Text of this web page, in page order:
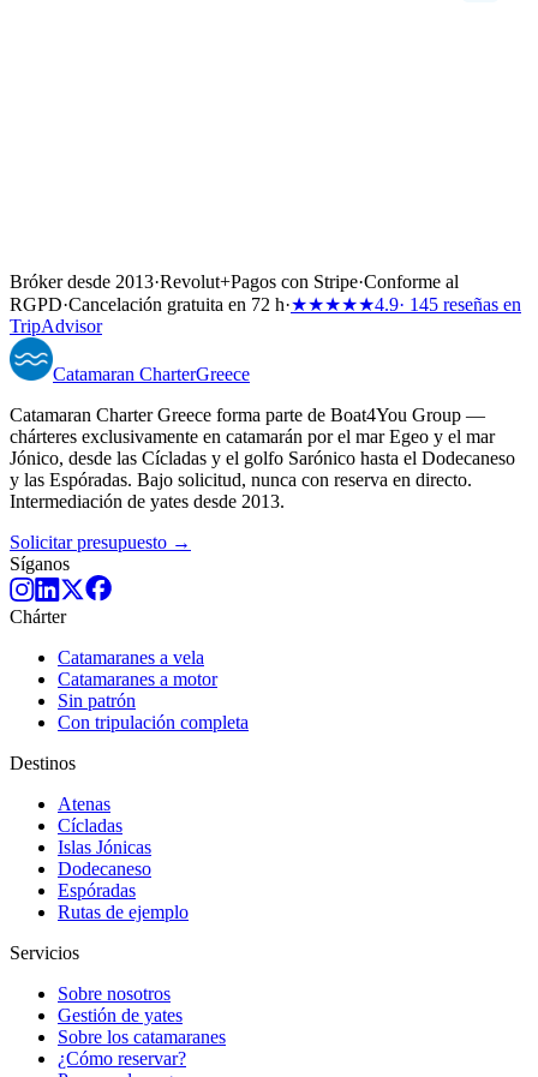
Bróker desde 2013·Revolut+Pagos con Stripe·Conforme al
RGPD·Cancelación gratuita en 72 h·★★★★★4.9· 145 reseñas en
TripAdvisor
Catamaran CharterGreece
Catamaran Charter Greece forma parte de Boat4You Group —
chárteres exclusivamente en catamarán por el mar Egeo y el mar
Jónico, desde las Cícladas y el golfo Sarónico hasta el Dodecaneso
y las Espóradas. Bajo solicitud, nunca con reserva en directo.
Intermediación de yates desde 2013.
Solicitar presupuesto →
Síganos
Chárter
Catamaranes a vela
Catamaranes a motor
Sin patrón
Con tripulación completa
Destinos
Atenas
Cícladas
Islas Jónicas
Dodecaneso
Espóradas
Rutas de ejemplo
Servicios
Sobre nosotros
Gestión de yates
Sobre los catamaranes
¿Cómo reservar?